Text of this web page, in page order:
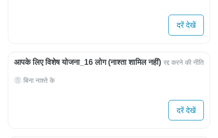
दरें देखें
आपके लिए विशेष योजना_16 लोग (नाश्ता शामिल नहीं) रद्द करने की नीति
बिना नाश्ते के
दरें देखें